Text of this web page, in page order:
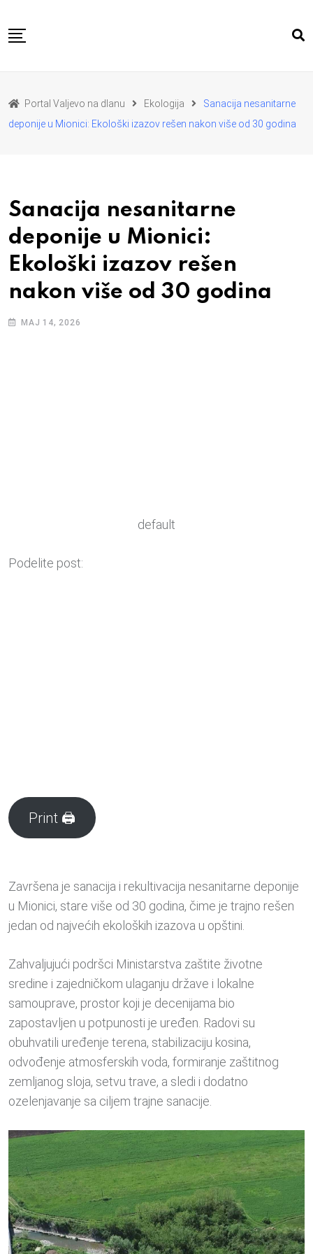
to
REGION
PRIVREDA
POLITIKA
EKOLOGIJA
O NAMA
Portal Valjevo na dlanu Ekologija
Sanacija nesanitarne
deponije u Mionici: Ekološki izazov rešen nakon više od 30 godina
Sanacija nesanitarne
deponije u Mionici:
Ekološki izazov rešen
nakon više od 30 godina
МАЈ 14, 2026
default
Podelite post:
Print 🖨
Završena je sanacija i rekultivacija nesanitarne deponije
u Mionici, stare više od 30 godina, čime je trajno rešen
jedan od najvećih ekoloških izazova u opštini.
Zahvaljujući podršci Ministarstva zaštite životne
sredine i zajedničkom ulaganju države i lokalne
samouprave, prostor koji je decenijama bio
zapostavljen u potpunosti je uređen. Radovi su
obuhvatili uređenje terena, stabilizaciju kosina,
odvođenje atmosferskih voda, formiranje zaštitnog
zemljanog sloja, setvu trave, a sledi i dodatno
ozelenjavanje sa ciljem trajne sanacije.